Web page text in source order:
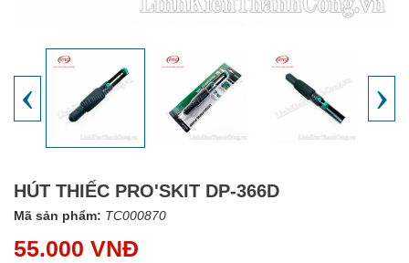
‹ ›
HÚT THIẾC PRO'SKIT DP-366D
Mã sản phẩm: TC000870
55.000 VNĐ